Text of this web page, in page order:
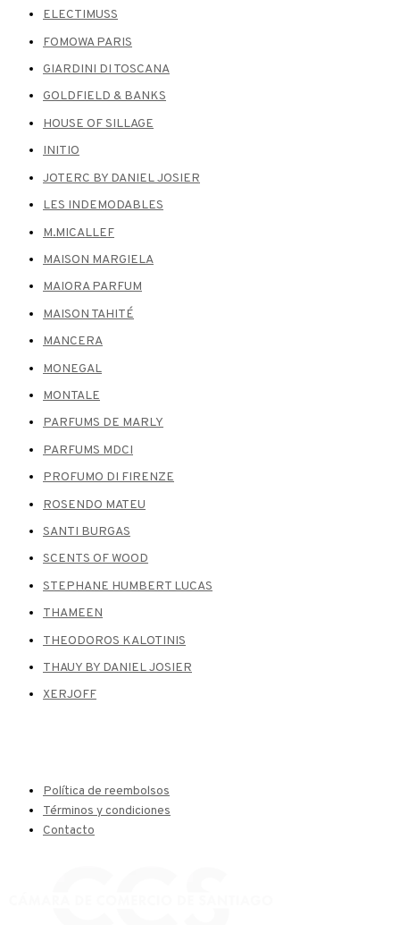
ELECTIMUSS
FOMOWA PARIS
GIARDINI DI TOSCANA
GOLDFIELD & BANKS
HOUSE OF SILLAGE
INITIO
JOTERC BY DANIEL JOSIER
LES INDEMODABLES
M.MICALLEF
MAISON MARGIELA
MAIORA PARFUM
MAISON TAHITÉ
MANCERA
MONEGAL
MONTALE
PARFUMS DE MARLY
PARFUMS MDCI
PROFUMO DI FIRENZE
ROSENDO MATEU
SANTI BURGAS
SCENTS OF WOOD
STEPHANE HUMBERT LUCAS
THAMEEN
THEODOROS KALOTINIS
THAUY BY DANIEL JOSIER
XERJOFF
Política de reembolsos
Términos y condiciones
Contacto